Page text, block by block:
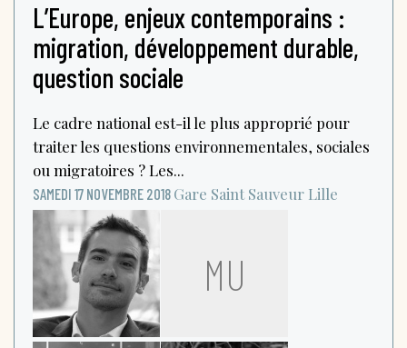
L’Europe, enjeux contemporains :
migration, développement durable,
question sociale
Le cadre national est-il le plus approprié pour
traiter les questions environnementales, sociales
ou migratoires ? Les...
SAMEDI 17 NOVEMBRE 2018 Gare Saint Sauveur Lille
MU